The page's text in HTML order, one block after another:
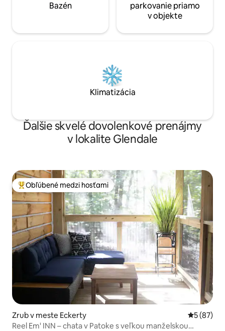
Bazén
parkovanie priamo
v objekte
Klimatizácia
Ďalšie skvelé dovolenkové prenájmy
v lokalite Glendale
Najobľúbenejšie medzi hosťami
Obľúbené medzi hosťami
Zrub v meste Eckerty
5 (87)
Reel Em' INN – chata v Patoke s veľkou manželskou